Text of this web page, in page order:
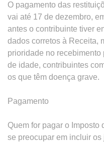
O pagamento das
vai até 17 de dezembro,
antes o contribuinte tiver
dados corretos à Receita,
prioridade no
de idade, contribuintes
os que têm doença grave.
Pagamento
Quem for pagar o Imposto
se preocupar em incluir